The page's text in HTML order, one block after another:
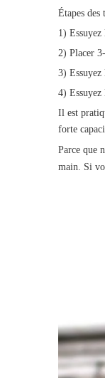
Étapes des
1) Essuyez
2) Placer
3) Essuyez
4)
Il est
forte
Parce que
main. Si